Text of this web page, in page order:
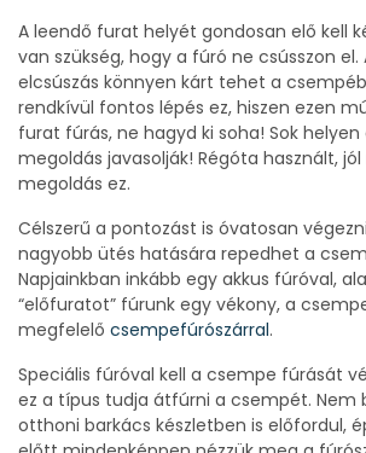
A leendő furat helyét gondosan elő kell
van szükség, hogy a fúró ne csússzon el.
elcsúszás könnyen kárt tehet a
rendkívül fontos lépés ez, hiszen ezen
furat fúrás, ne hagyd ki soha! Sok
megoldás javasolják! Régóta használt,
megoldás ez.
Célszerű a pontozást is óvatosan
nagyobb ütés hatására repedhet a
Napjainkban inkább egy akkus fúróval,
“előfuratot” fúrunk egy vékony, a
megfelelő csempefúrószárral.
Speciális fúróval kell a csempe fúrását
ez a típus tudja átfúrni a csempét. Nem
otthoni barkács készletben is előfordul,